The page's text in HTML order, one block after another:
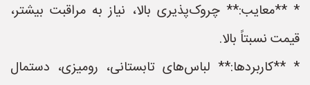
* **معایب:** چروک‌پذیری بالا، نیاز به مراقبت بیشتر،
قیمت نسبتاً بالا.
* **کاربردها:** لباس‌های تابستانی، رومیزی، دستمال